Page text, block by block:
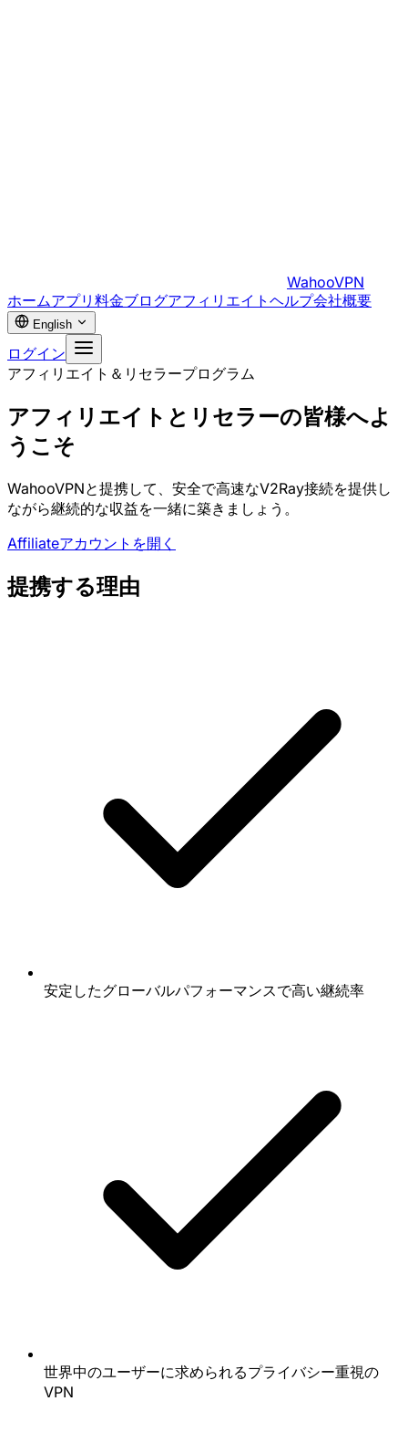
WahooVPN
ホームアプリ 料金ブログアフィリエイト ヘルプ会社概要
English
ログイン
アフィリエイト＆リセラープログラム
アフィリエイトとリセラーの皆様へよ
うこそ
WahooVPNと提携して、安全で高速なV2Ray接続を提供し
ながら継続的な収益を一緒に築きましょう。
Affiliateアカウントを開く
提携する理由
安定したグローバルパフォーマンスで高い継続率
世界中のユーザーに求められるプライバシー重視の
VPN